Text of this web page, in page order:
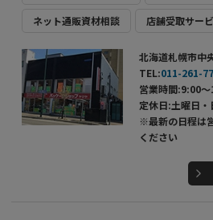
ネット通販資材相談 店舗受取サー
北海道札幌市中
TEL:011-261-
営業時間:9:00
定休日:土曜日・
※最新の日程は
ください